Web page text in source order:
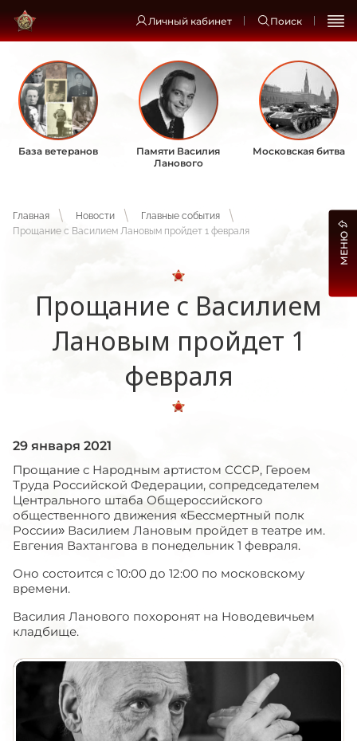
Личный кабинет Поиск
База ветеранов
Памяти Василия
Ланового
Московская битва
Главная Новости
Главные события
Прощание с Василием Лановым пройдет 1 февраля
Прощание с Василием
Лановым пройдет 1
февраля
29 января 2021
Прощание с Народным артистом СССР, Героем
Труда Российской Федерации, сопредседателем
Центрального штаба Общероссийского
общественного движения «Бессмертный полк
России» Василием Лановым пройдет в театре им.
Евгения Вахтангова в понедельник 1 февраля.
Оно состоится с 10:00 до 12:00 по московскому
времени.
Василия Ланового похоронят на Новодевичьем
кладбище.
МЕНЮ